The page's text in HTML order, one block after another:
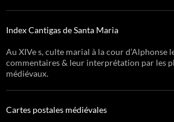
Index Cantigas de Santa Maria
Au XIVe s, culte marial à la cour d’Alphonse
commentaires & leur interprétation par les
médiévaux.
Cartes postales médiévales